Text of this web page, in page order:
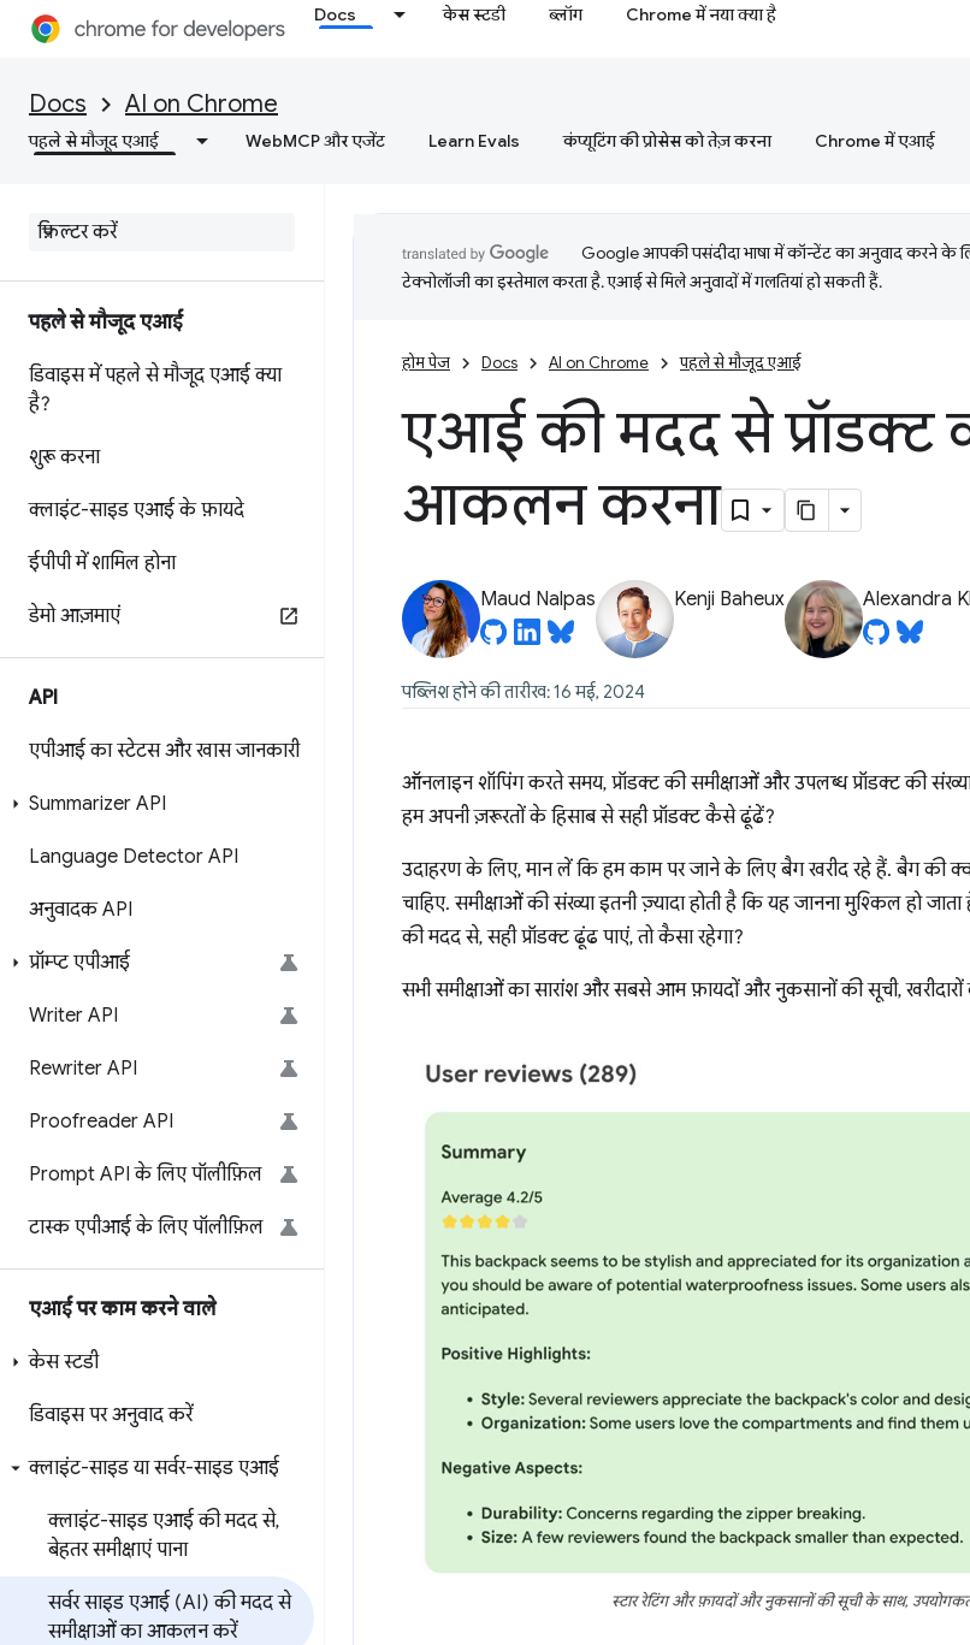
Docs केस स्टडी ब्लॉग Chrome में नया क्या है
Docs AI on Chrome
पहले से मौजूद एआई WebMCP और एजेंट Learn Evals कंप्यूटिंग की प्रोसेस को तेज़ करना Chrome में एआई
पहले से मौजूद एआई
डिवाइस में पहले से मौजूद एआई क्या
है?
शुरू करना
क्लाइंट-साइड एआई के फ़ायदे
ईपीपी में शामिल होना
डेमो आज़माएं
API
एपीआई का स्टेटस और खास जानकारी
Summarizer API
Language Detector API
अनुवादक API
प्रॉम्प्ट एपीआई
Writer API
Rewriter API
Proofreader API
Prompt API के लिए पॉलीफ़िल
टास्क एपीआई के लिए पॉलीफ़िल
एआई पर काम करने वाले
केस स्टडी
डिवाइस पर अनुवाद करें
क्लाइंट-साइड या सर्वर-साइड एआई
क्लाइंट-साइड एआई की मदद से,
बेहतर समीक्षाएं पाना
सर्वर साइड एआई (AI) की मदद से
समीक्षाओं का आकलन करें
Google आपकी पसंदीदा भाषा में कॉन्टेंट का अनुवाद करने के
टेक्नोलॉजी का इस्तेमाल करता है. एआई से मिले अनुवादों में गलतियां हो सकती हैं.
होम पेज Docs AI on Chrome पहले से मौजूद एआई
एआई की मदद से प्रॉडक्ट
आकलन करना
Maud Nalpas Kenji Baheux Alexandra
पब्लिश होने की तारीख: 16 मई, 2024
ऑनलाइन शॉपिंग करते समय, प्रॉडक्ट की समीक्षाओं और उपलब्ध प्रॉडक्ट की
हम अपनी ज़रूरतों के हिसाब से सही प्रॉडक्ट कैसे ढूंढें?
उदाहरण के लिए, मान लें कि हम काम पर जाने के लिए बैग खरीद रहे हैं. बैग की
चाहिए. समीक्षाओं की संख्या इतनी ज़्यादा होती है कि यह जानना मुश्किल हो
की मदद से, सही प्रॉडक्ट ढूंढ पाएं, तो कैसा रहेगा?
सभी समीक्षाओं का सारांश और सबसे आम फ़ायदों और नुकसानों की सूची, खरीदारों
स्टार रेटिंग और फ़ायदों और नुकसानों की सूची के साथ,